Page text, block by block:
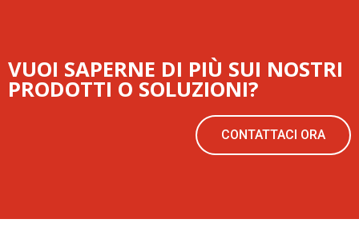
VUOI SAPERNE DI PIÙ SUI NOSTRI
PRODOTTI O SOLUZIONI?
CONTATTACI ORA